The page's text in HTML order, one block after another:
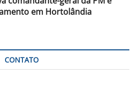
em Hortolândia
CONTATO